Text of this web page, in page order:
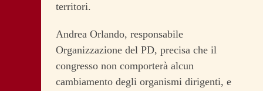
territori.
Andrea Orlando, responsabile
Organizzazione del PD, precisa che il
congresso non comporterà alcun
cambiamento degli organismi dirigenti, e